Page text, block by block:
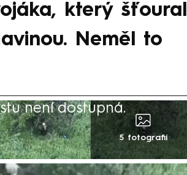
který šťoural
Neměl to
není dostupná.
5 fotografií